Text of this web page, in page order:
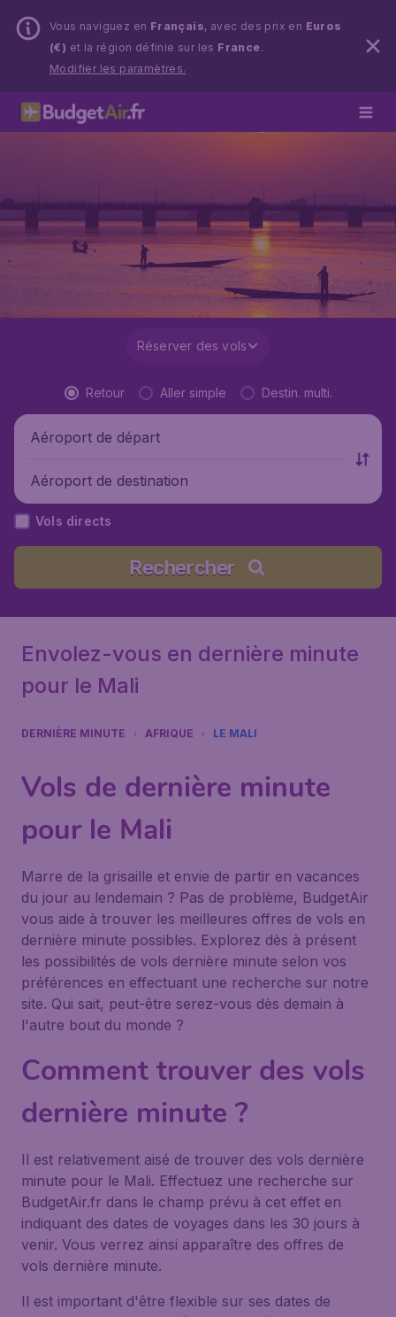
Vous naviguez en Français, avec des prix en Euros
(€) et la région définie sur les France.
Modifier les paramètres.
Réserver des vols
Retour Aller simple Destin. multi.
Aéroport de départ
Aéroport de destination
Vols directs
Rechercher
Envolez-vous en dernière minute
pour le Mali
DERNIÈRE MINUTE AFRIQUE LE MALI
Vols de dernière minute
pour le Mali
Marre de la grisaille et envie de partir en vacances
du jour au lendemain ? Pas de problème, BudgetAir
vous aide à trouver les meilleures offres de vols en
dernière minute possibles. Explorez dès à présent
les possibilités de vols dernière minute selon vos
préférences en effectuant une recherche sur notre
site. Qui sait, peut-être serez-vous dès demain à
l'autre bout du monde ?
Comment trouver des vols
dernière minute ?
Il est relativement aisé de trouver des vols dernière
minute pour le Mali. Effectuez une recherche sur
BudgetAir.fr dans le champ prévu à cet effet en
indiquant des dates de voyages dans les 30 jours à
venir. Vous verrez ainsi apparaître des offres de
vols dernière minute.
Il est important d'être flexible sur ses dates de